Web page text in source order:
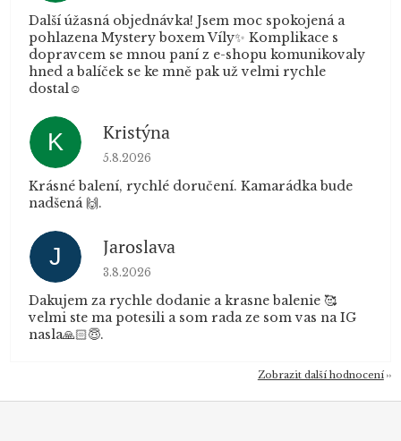
Další úžasná objednávka! Jsem moc spokojená a
pohlazena Mystery boxem Víly✨ Komplikace s
dopravcem se mnou paní z e-shopu komunikovaly
hned a balíček se ke mně pak už velmi rychle
dostal☺️
K Kristýna
Hodnocení obchodu je 5 z 5 hvězdiček.
5.8.2026
Krásné balení, rychlé doručení. Kamarádka bude
nadšená 🙌.
J Jaroslava
Hodnocení obchodu je 5 z 5 hvězdiček.
3.8.2026
Dakujem za rychle dodanie a krasne balenie 🥰
velmi ste ma potesili a som rada ze som vas na IG
nasla🙏🏻😇.
Zobrazit další hodnocení